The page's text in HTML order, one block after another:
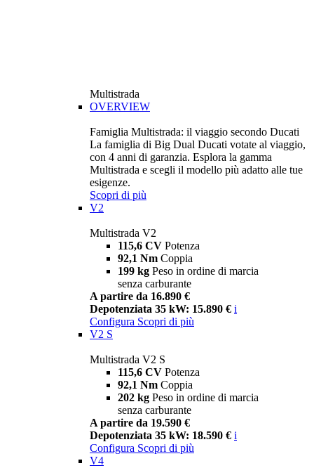
Multistrada
OVERVIEW
Famiglia Multistrada: il viaggio secondo Ducati
La famiglia di Big Dual Ducati votate al viaggio,
con 4 anni di garanzia. Esplora la gamma
Multistrada e scegli il modello più adatto alle tue
esigenze.
Scopri di più
V2
Multistrada V2
115,6 CV Potenza
92,1 Nm Coppia
199 kg Peso in ordine di marcia
senza carburante
A partire da 16.890 €
Depotenziata 35 kW: 15.890 € i
Configura Scopri di più
V2 S
Multistrada V2 S
115,6 CV Potenza
92,1 Nm Coppia
202 kg Peso in ordine di marcia
senza carburante
A partire da 19.590 €
Depotenziata 35 kW: 18.590 € i
Configura Scopri di più
V4